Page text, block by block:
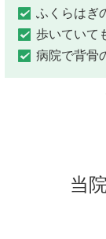
ふくらはぎ
歩いていて
病院で背骨
当